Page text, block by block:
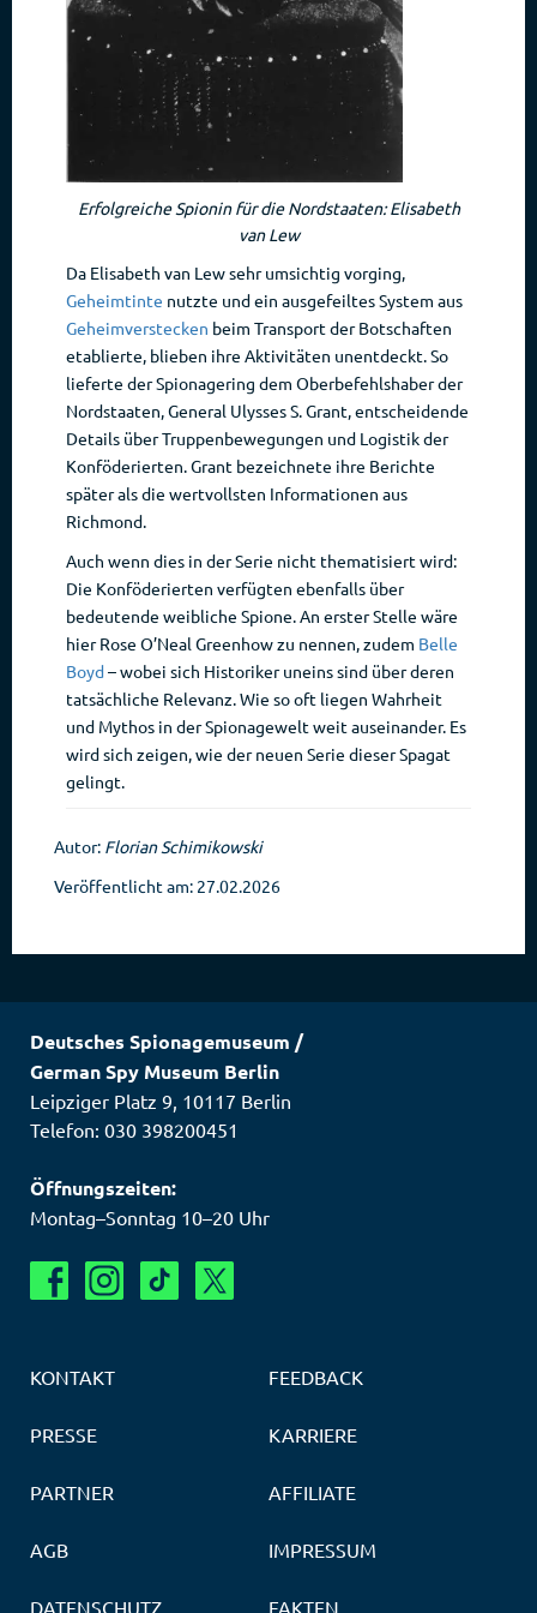
Erfolgreiche Spionin für die Nordstaaten: Elisabeth
van Lew
Da Elisabeth van Lew sehr umsichtig vorging,
Geheimtinte nutzte und ein ausgefeiltes System aus
Geheimverstecken beim Transport der Botschaften
etablierte, blieben ihre Aktivitäten unentdeckt. So
lieferte der Spionagering dem Oberbefehlshaber der
Nordstaaten, General Ulysses S. Grant, entscheidende
Details über Truppenbewegungen und Logistik der
Konföderierten. Grant bezeichnete ihre Berichte
später als die wertvollsten Informationen aus
Richmond.
Auch wenn dies in der Serie nicht thematisiert wird:
Die Konföderierten verfügten ebenfalls über
bedeutende weibliche Spione. An erster Stelle wäre
hier Rose O’Neal Greenhow zu nennen, zudem Belle
Boyd– wobei sich Historiker uneins sind über deren
tatsächliche Relevanz. Wie so oft liegen Wahrheit
und Mythos in der Spionagewelt weit auseinander. Es
wird sich zeigen, wie der neuen Serie dieser Spagat
gelingt.
Autor: Florian Schimikowski
Veröffentlicht am: 27.02.2026
Deutsches Spionagemuseum /
German Spy Museum Berlin
Leipziger Platz 9, 10117 Berlin
Telefon: 030 398200451
Öffnungszeiten:
Montag–Sonntag 10–20 Uhr
KONTAKT FEEDBACK
PRESSE KARRIERE
PARTNER AFFILIATE
AGB IMPRESSUM
DATENSCHUTZ FAKTEN